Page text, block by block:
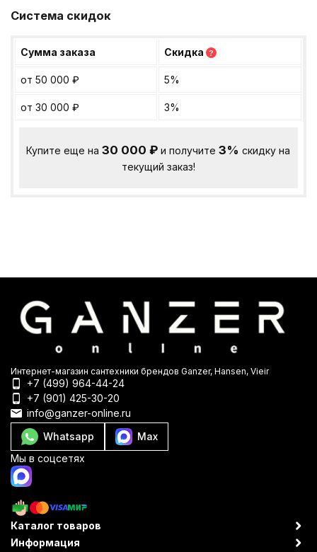
Система скидок
Сумма заказа Скидка ?
от 50 000 ₽ 5%
от 30 000 ₽ 3%
Купите еще на30 000₽ и получите3% скидку на
текущий заказ!
Интернет-магазин сантехники брендов Ganzer, Hansen, Vieir
+7 (499) 964-44-24
+7 (901) 425-30-20
info@ganzer-online.ru
Whatsapp
Max
Мы в соцсетях
Каталог товаров
Информация